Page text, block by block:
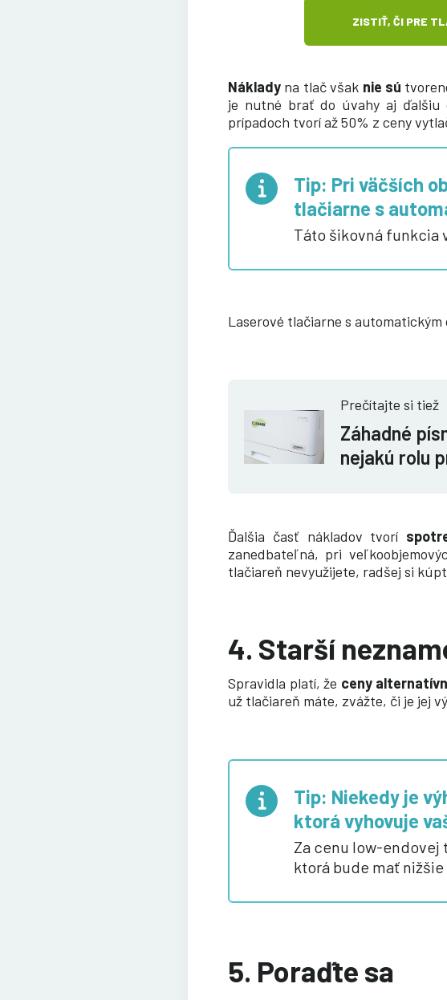
ZISTIŤ, ČI PRE
Náklady na tlač však nie sú
je nutné brať do úvahy aj ďalšiu
prípadoch tvorí až 50% z ceny
Tip: Pri väčších
tlačiarne s
Táto šikovná funkcia
Laserové tlačiarne s
Prečítajte si tiež
Záhadné
nejakú rolu
Ďalšia časť nákladov tvorí
zanedbateľná, pri
tlačiareň nevyužijete, radšej si
4. Starší
Spravidla platí, že ceny
už tlačiareň máte, zvážte, či je jej
Tip: Niekedy je
ktorá vyhovuje
Za cenu low-endovej
ktorá bude mať
5. Poraďte sa